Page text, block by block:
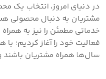
در دنیای امروز، انتخاب یک
مشتریان به دنبال محصولی
خدماتی مطمئن را نیز به
فعالیت خود را آغاز کردیم؛
سال‌ها همراه مشتریان باشند و